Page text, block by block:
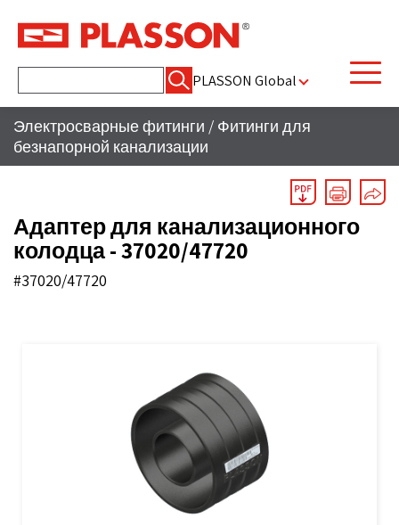
PLASSON Global
Электросварные фитинги / Фитинги для
безнапорной канализации
Адаптер для канализационного
колодца - 37020/47720
#37020/47720